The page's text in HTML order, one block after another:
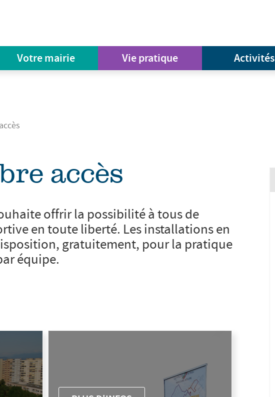
Votre mairie Vie pratique Activités
accès
offrir la possibilité à tous de
en toute liberté. Les installations en
gratuitement, pour la pratique
équipe.